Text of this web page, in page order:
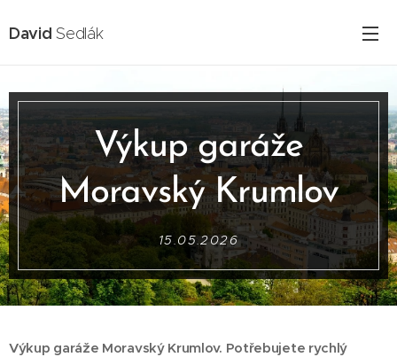
DavidSedlák
Výkup garáže
Moravský Krumlov
15.05.2026
Výkup garáže Moravský Krumlov. Potřebujete rychlý